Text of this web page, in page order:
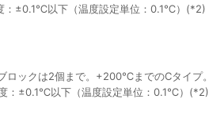
±0.1℃以下（温度設定単位：0.1℃）(*2)
ロックは2個まで。+200℃までのCタイプ。
±0.1℃以下（温度設定単位：0.1℃）(*2)